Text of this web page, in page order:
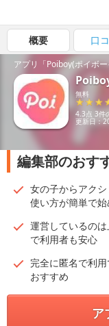
概要 口
アプリ「Poiboy(ポイボ
無料
4.3点 3件
更新日：
編集部のおす
女の子からアク
使い方が簡単で
運営しているの
で利用者も安心
完全に匿名で利
おすすめ
ア